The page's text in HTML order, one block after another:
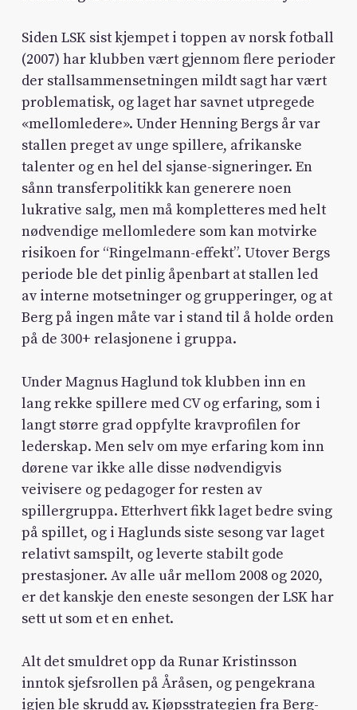
Siden LSK sist kjempet i toppen av norsk fotball
(2007) har klubben vært gjennom flere perioder
der stallsammensetningen mildt sagt har vært
problematisk, og laget har savnet utpregede
«mellomledere». Under Henning Bergs år var
stallen preget av unge spillere, afrikanske
talenter og en hel del sjanse-signeringer. En
sånn transferpolitikk kan generere noen
lukrative salg, men må kompletteres med helt
nødvendige mellomledere som kan motvirke
risikoen for “Ringelmann-effekt”. Utover Bergs
periode ble det pinlig åpenbart at stallen led
av interne motsetninger og grupperinger, og at
Berg på ingen måte var i stand til å holde orden
på de 300+ relasjonene i gruppa.
Under Magnus Haglund tok klubben inn en
lang rekke spillere med CV og erfaring, som i
langt større grad oppfylte kravprofilen for
lederskap. Men selv om mye erfaring kom inn
dørene var ikke alle disse nødvendigvis
veivisere og pedagoger for resten av
spillergruppa. Etterhvert fikk laget bedre sving
på spillet, og i Haglunds siste sesong var laget
relativt samspilt, og leverte stabilt gode
prestasjoner. Av alle uår mellom 2008 og 2020,
er det kanskje den eneste sesongen der LSK har
sett ut som et en enhet.
Alt det smuldret opp da Runar Kristinsson
inntok sjefsrollen på Åråsen, og pengekrana
igjen ble skrudd av. Kjøpsstrategien fra Berg-